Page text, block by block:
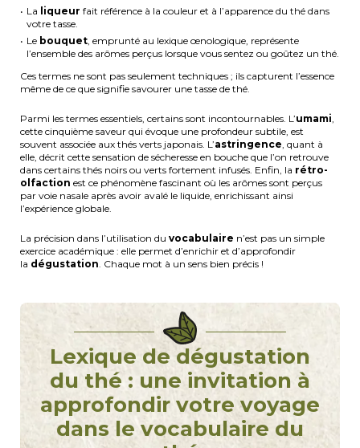
La liqueur fait référence à la couleur et à l’apparence du thé dans
votre tasse.
Le bouquet, emprunté au lexique œnologique, représente
l’ensemble des arômes perçus lorsque vous sentez ou goûtez un thé.
Ces termes ne sont pas seulement techniques ; ils capturent l’essence
même de ce que signifie savourer une tasse de thé.
Parmi les termes essentiels, certains sont incontournables. L’umami,
cette cinquième saveur qui évoque une profondeur subtile, est
souvent associée aux thés verts japonais. L’astringence, quant à
elle, décrit cette sensation de sécheresse en bouche que l’on retrouve
dans certains thés noirs ou verts fortement infusés. Enfin, la rétro-
olfaction est ce phénomène fascinant où les arômes sont perçus
par voie nasale après avoir avalé le liquide, enrichissant ainsi
l’expérience globale.
La précision dans l’utilisation du vocabulaire n’est pas un simple
exercice académique : elle permet d’enrichir et d’approfondir
la dégustation. Chaque mot à un sens bien précis !
Lexique de dégustation
du thé : une invitation à
approfondir votre voyage
dans le vocabulaire du